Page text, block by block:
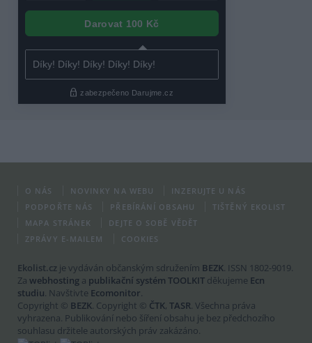
O NÁS NOVINKY NA WEBU
INZERUJTE U NÁS
PODPOŘTE NÁS
PŘEBÍRÁNÍ OBSAHU
TIŠTĚNÝ EKOLIST
MAPA STRÁNEK
DEJTE O SOBĚ VĚDĚT
ZPRÁVY E-MAILEM
COOKIES
Ekolist.cz je vydáván občanským sdružením BEZK. ISSN 1802-9019.
Za webhosting a publikační systém TOOLKIT děkujeme Ecn
studiu. Navštivte Ecomonitor.
Copyright © BEZK. Copyright © ČTK, TASR. Všechna práva
vyhrazena. Publikování nebo šíření obsahu je bez předchozího
souhlasu držitele autorských práv zakázáno.